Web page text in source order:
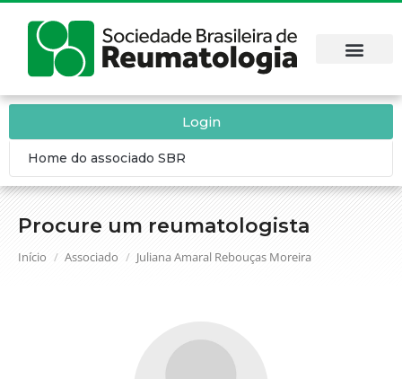
Procure um reumatologista
Você está aqui:
Início Associado Juliana Amaral Rebouças Moreira
Login
Home do associado SBR